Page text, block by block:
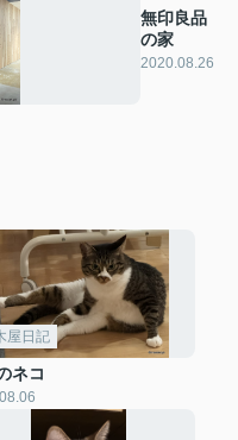
無印良品
の家
2020.08.26
屋日記
ネコ